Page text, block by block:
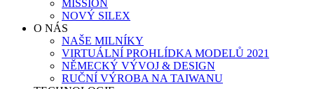
MISSION
NOVÝ SILEX
O NÁS
NAŠE MILNÍKY
VIRTUÁLNÍ PROHLÍDKA MODELŮ 2021
NĚMECKÝ VÝVOJ & DESIGN
RUČNÍ VÝROBA NA TAIWANU